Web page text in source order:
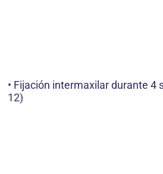
• Fijación intermaxilar durante 4
12)